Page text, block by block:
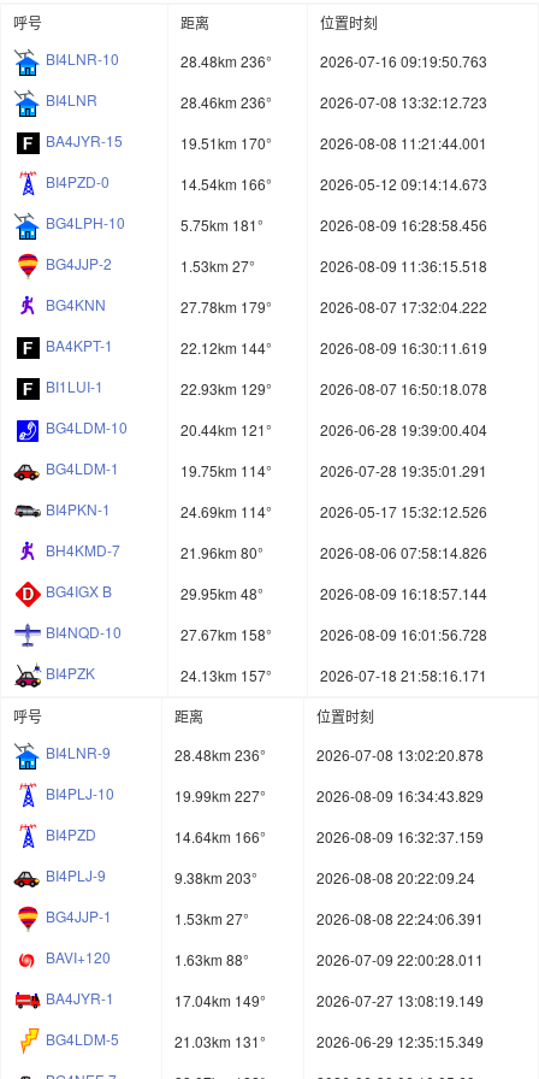
呼号 距离
位置时刻
BI4LNR-10
28.48km 236°
2026-07-16 09:19:50.763
BI4LNR
28.46km 236°
2026-07-08 13:32:12.723
BA4JYR-15
19.51km 170°
2026-08-08 11:21:44.001
BI4PZD-0
14.54km 166°
2026-05-12 09:14:14.673
BG4LPH-10
5.75km 181°
2026-08-09 16:28:58.456
BG4JJP-2
1.53km 27°
2026-08-09 11:36:15.518
BG4KNN
27.78km 179°
2026-08-07 17:32:04.222
BA4KPT-1
22.12km 144°
2026-08-09 16:30:11.619
BI1LUI-1
22.93km 129°
2026-08-07 16:50:18.078
BG4LDM-10
20.44km 121°
2026-06-28 19:39:00.404
BG4LDM-1
19.75km 114°
2026-07-28 19:35:01.291
BI4PKN-1
24.69km 114°
2026-05-17 15:32:12.526
BH4KMD-7
21.96km 80°
2026-08-06 07:58:14.826
BG4IGX B
29.95km 48°
2026-08-09 16:18:57.144
BI4NQD-10
27.67km 158°
2026-08-09 16:01:56.728
BI4PZK
24.13km 157°
2026-07-18 21:58:16.171
呼号
距离
位置时刻
BI4LNR-9
28.48km 236°
2026-07-08 13:02:20.878
BI4PLJ-10
19.99km 227°
2026-08-09 16:34:43.829
BI4PZD
14.64km 166°
2026-08-09 16:32:37.159
BI4PLJ-9
9.38km 203°
2026-08-08 20:22:09.24
BG4JJP-1
1.53km 27°
2026-08-08 22:24:06.391
BAVI+120
1.63km 88°
2026-07-09 22:00:28.011
BA4JYR-1
17.04km 149°
2026-07-27 13:08:19.149
BG4LDM-5
21.03km 131°
2026-06-29 12:35:15.349